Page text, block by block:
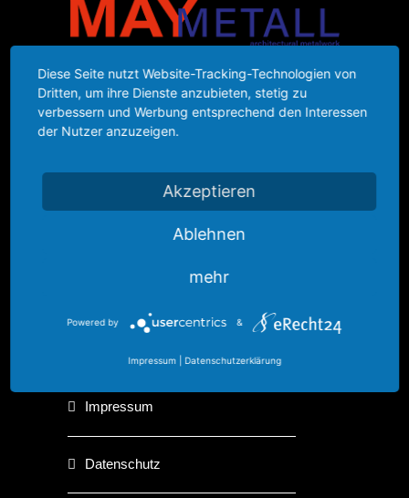
Überzeugen Sie sich von unserer Qualität und
Leistungsfähigkeit im Bereich Stahlbau /
Wenn Sie mehr Informationen wünschen, sind
Sie herzlich eingeladen, sich mit uns in
Verbindung zu setzen.
Weitere Informationen
Impressum
Datenschutz
Diese Seite nutzt Website-Tracking-Technologien von
Dritten, um ihre Dienste anzubieten, stetig zu
verbessern und Werbung entsprechend den Interessen
der Nutzer anzuzeigen.
Akzeptieren
Ablehnen
mehr
Powered by &
Impressum Datenschutzerklärung